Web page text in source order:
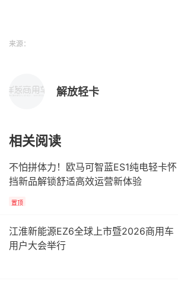
来源：
解放轻卡
相关阅读
不怕拼体力！欧马可智蓝ES1纯电轻卡怀
挡新品解锁舒适高效运营新体验
置顶
江淮新能源EZ6全球上市暨2026商用车
用户大会举行